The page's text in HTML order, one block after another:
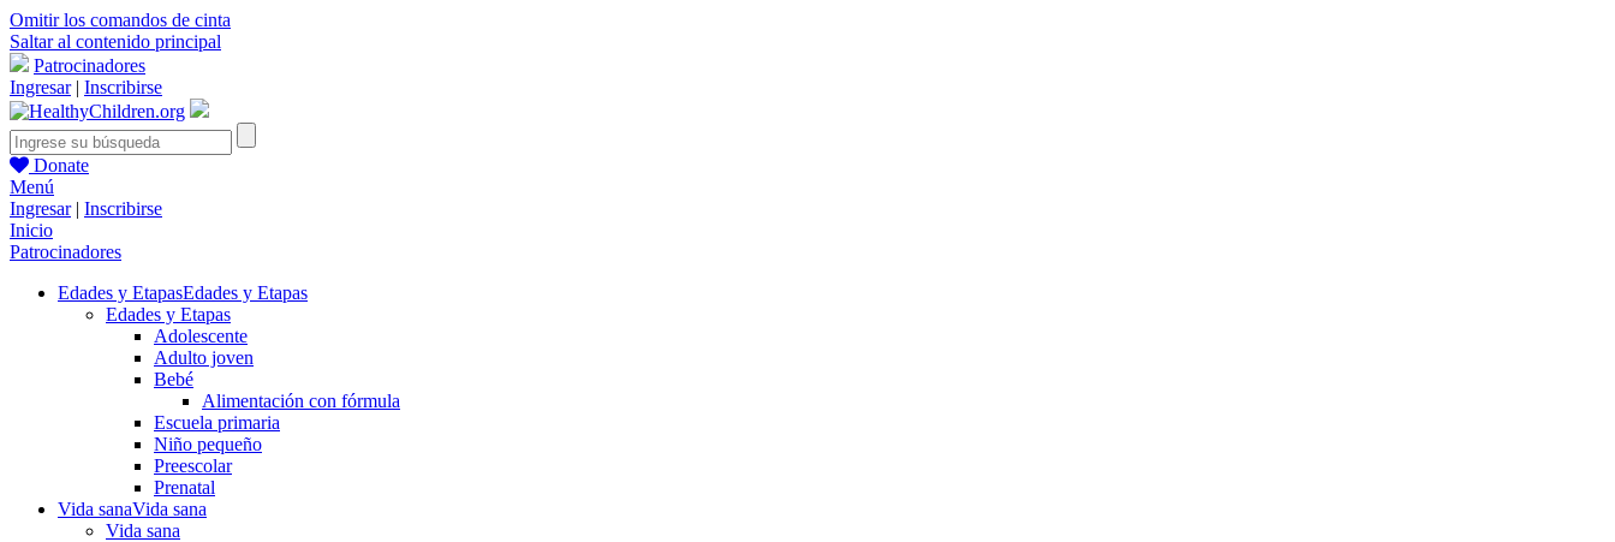
Omitir los comandos de cinta
Saltar al contenido principal
Patrocinadores
Ingresar| Inscribirse
Donate
Menú
Ingresar| Inscribirse
Inicio
Patrocinadores
Edades y EtapasEdades y Etapas
Edades y Etapas
Adolescente
Adulto joven
Bebé
Alimentación con fórmula
Escuela primaria
Niño pequeño
Preescolar
Prenatal
Vida sanaVida sana
Vida sana